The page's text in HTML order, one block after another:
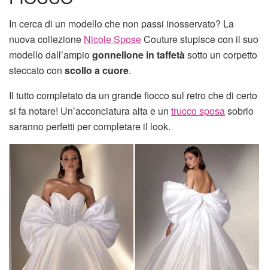
In cerca di un modello che non passi inosservato? La
nuova collezione Nicole SposeCouture stupisce con il suo
modello dall’ampiogonnellone in taffetàsotto un corpetto
steccato con scollo a cuore.
Il tutto completato da un grande fiocco sul retro che di certo
si fa notare! Un’acconciatura alta e un trucco sposasobrio
saranno perfetti per completare il look.